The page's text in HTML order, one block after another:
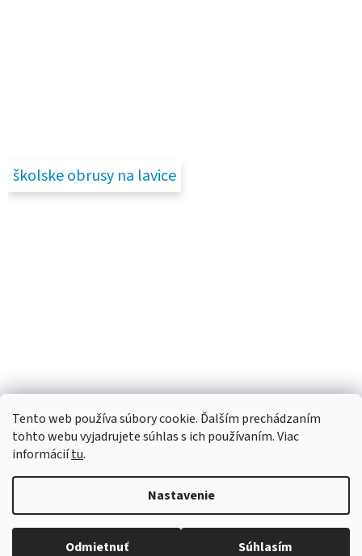
Tento web používa súbory cookie. Ďalším prechádzaním
tohto webu vyjadrujete súhlas s ich používaním. Viac
informáciítu.
Nastavenie
Odmietnuť Súhlasím
Robíme všetko pre to, aby sme vaše objednávky doručili
čo najskôr. Ospravedlňujeme sa za prípadné oneskorenie
školske obrusy na lavice
Vytvoril Shoptet
Copyright 2026Luana e-shop . Všetky práva vyhradené.